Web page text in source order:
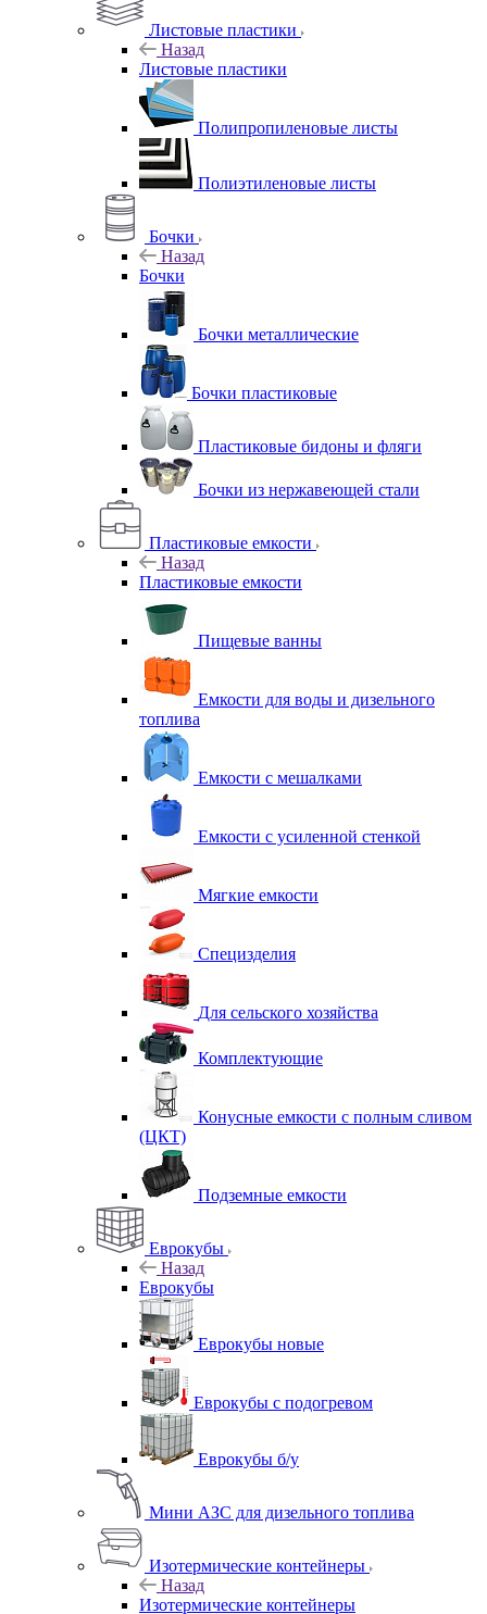
Листовые пластики
Назад
Листовые пластики
Полипропиленовые листы
Полиэтиленовые листы
Бочки
Назад
Бочки
Бочки металлические
Бочки пластиковые
Пластиковые бидоны и фляги
Бочки из нержавеющей стали
Пластиковые емкости
Назад
Пластиковые емкости
Пищевые ванны
Емкости для воды и дизельного
топлива
Емкости с мешалками
Емкости с усиленной стенкой
Мягкие емкости
Специзделия
Для сельского хозяйства
Комплектующие
Конусные емкости с полным сливом
(ЦКТ)
Подземные емкости
Еврокубы
Назад
Еврокубы
Еврокубы новые
Еврокубы с подогревом
Еврокубы б/у
Мини АЗС для дизельного топлива
Изотермические контейнеры
Назад
Изотермические контейнеры